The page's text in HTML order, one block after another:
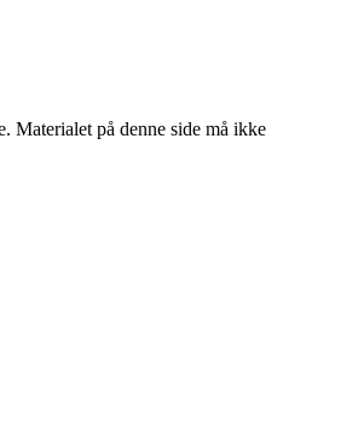
Materialet på denne side må ikke